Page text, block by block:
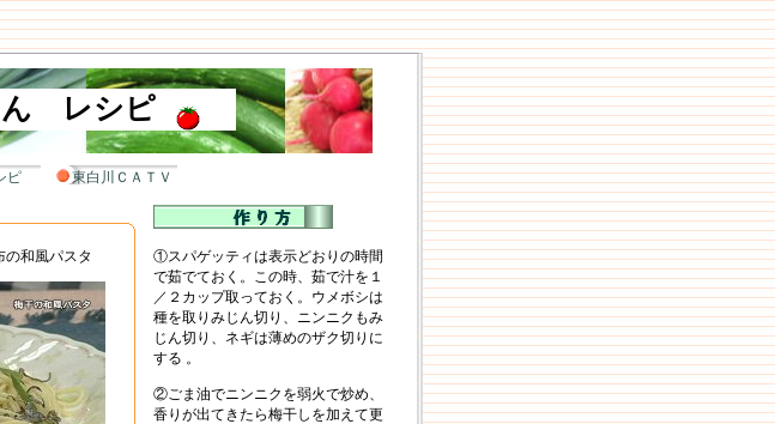
ん レシピ
ピ 東白川ＣＡＴＶ
和風パスタ
①スパゲッティは表示どおりの時間
で茹でておく。この時、茹で汁を１
／２カップ取っておく。ウメボシは
種を取りみじん切り、ニンニクもみ
じん切り、ネギは薄めのザク切りに
する 。
②ごま油でニンニクを弱火で炒め、
香りが出てきたら梅干しを加えて更